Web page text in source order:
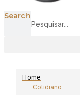
Search
Home
Cotidiano